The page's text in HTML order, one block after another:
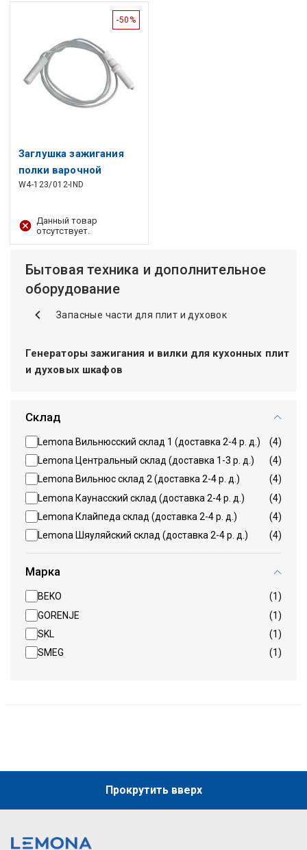
-50%
Заглушка зажигания
полки варочной
панели 35+700мм
ARISTON, INDESIT для
плиты
W4-123/012-IND
Данный товар
отсутствует.
Бытовая техника и дополнительное
оборудование
Запасные части для плит и духовок
Генераторы зажигания и вилки для кухонных плит
и духовых шкафов
Склад
Lemona Вильнюсский склад 1 (доставка 2-4 р. д.)
(4)
Lemona Центральный склад (доставка 1-3 р. д.)
(4)
Lemona Вильнюс склад 2 (доставка 2-4 р. д.)
(4)
Lemona Каунасский склад (доставка 2-4 р. д.)
(4)
Lemona Клайпеда склад (доставка 2-4 р. д.)
(4)
Lemona Шяуляйский склад (доставка 2-4 р. д.)
(4)
Марка
BEKO
(1)
GORENJE
(1)
SKL
(1)
SMEG
(1)
Прокрутить вверх